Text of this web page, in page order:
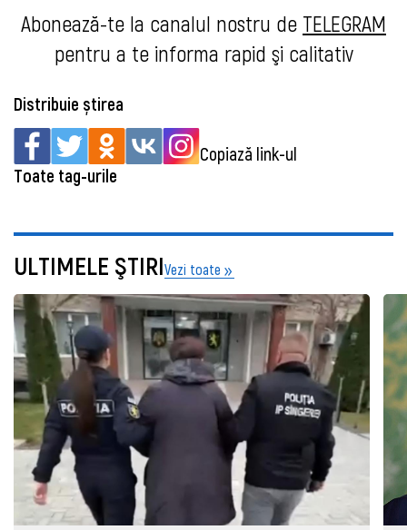
Abonează-te la canalul nostru de TELEGRAM
pentru a te informa rapid şi calitativ
Distribuie știrea
Copiază link-ul
Toate tag-urile
ULTIMELE ŞTIRIVezi toate